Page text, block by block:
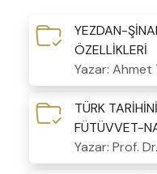
YEZDAN-
ÖZELLİKLERİ
Yazar: Ahmet
TÜRK
FÜTÜVVET-
Yazar: Prof.